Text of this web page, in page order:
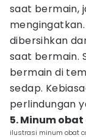
saat bermain,
dibersihkan
saat bermain.
bermain di
sedap.
perlindungan
5. Minum
ilustrasi minum obat